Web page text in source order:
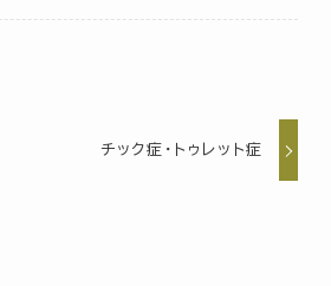
チック症・トゥレット症